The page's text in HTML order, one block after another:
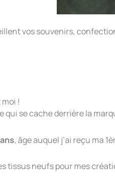
vos souvenirs,
!
qui se cache derrière la
, âge auquel j’ai reçu ma
tissus neufs pour mes